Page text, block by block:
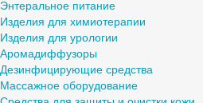
Энтеральное питание
Изделия для химиотерапии
Изделия для урологии
Аромадиффузоры
Дезинфицирующие средства
Массажное оборудование